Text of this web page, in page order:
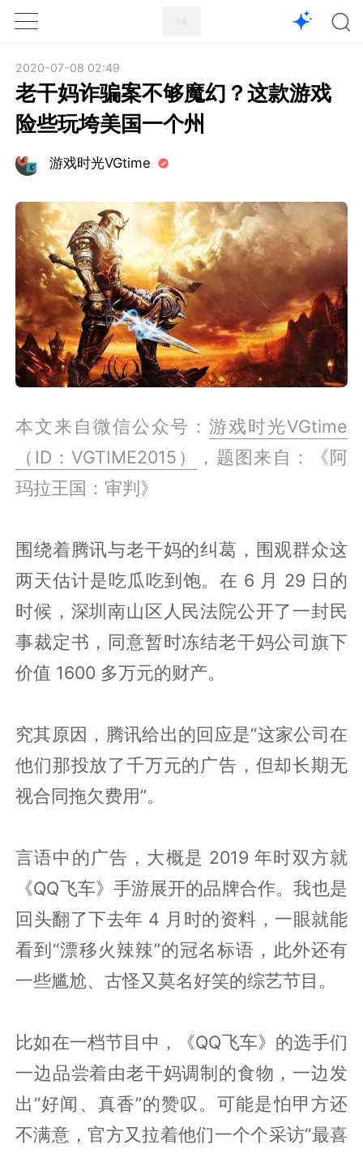
1X
2020-07-08 02:49
老干妈诈骗案不够魔幻？这款游戏
险些玩垮美国一个州
游戏时光VGtime
本文来自微信公众号：游戏时光VGtime
（ID：VGTIME2015）
，题图来自：《阿
玛拉王国：审判》
围绕着腾讯与老干妈的纠葛，围观群众这
两天估计是吃瓜吃到饱。在 6 月 29 日的
时候，深圳南山区人民法院公开了一封民
事裁定书，同意暂时冻结老干妈公司旗下
价值 1600 多万元的财产。
究其原因，腾讯给出的回应是“这家公司在
他们那投放了千万元的广告，但却长期无
视合同拖欠费用”。
言语中的广告，大概是 2019 年时双方就
《QQ飞车》手游展开的品牌合作。我也是
回头翻了下去年 4 月时的资料，一眼就能
看到“漂移火辣辣”的冠名标语，此外还有
一些尴尬、古怪又莫名好笑的综艺节目。
比如在一档节目中，《QQ飞车》的选手们
一边品尝着由老干妈调制的食物，一边发
出“好闻、真香”的赞叹。可能是怕甲方还
不满意，官方又拉着他们一个个采访“最喜